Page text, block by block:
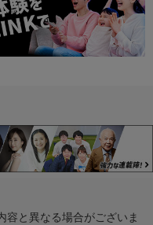
容と異なる場合がございま